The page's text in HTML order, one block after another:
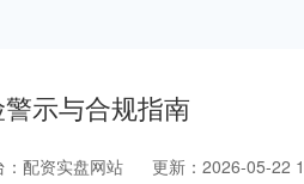
示与合规指南
：配资实盘网站 更新：2026-05-22